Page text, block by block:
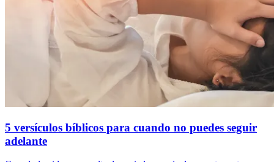
5 versículos bíblicos para cuando no puedes seguir
adelante